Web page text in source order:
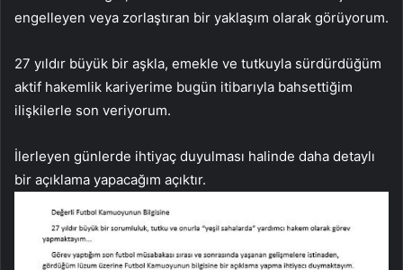
engelleyen veya zorlaştıran bir yaklaşım olarak görüyorum.
27 yıldır büyük bir aşkla, emekle ve tutkuyla sürdürdüğüm
aktif hakemlik kariyerime bugün itibarıyla bahsettiğim
ilişkilerle son veriyorum.
İlerleyen günlerde ihtiyaç duyulması halinde daha detaylı
bir açıklama yapacağım açıktır.